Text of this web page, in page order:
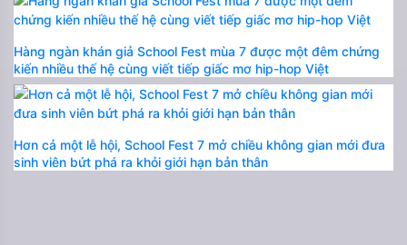
Hàng ngàn khán giả School Fest mùa 7 được một đêm chứng
kiến nhiều thế hệ cùng viết tiếp giấc mơ hip-hop Việt
Hơn cả một lễ hội, School Fest 7 mở chiều không gian mới đưa
sinh viên bứt phá ra khỏi giới hạn bản thân